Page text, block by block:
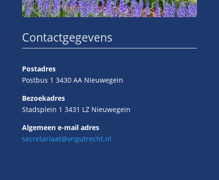
Contactgegevens
Postadres
Postbus 1 3430 AA Nieuwegein
Bezoekadres
Stadsplein 1 3431 LZ Nieuwegein
Algemeen e-mail adres
secretariaat@vngutrecht.nl